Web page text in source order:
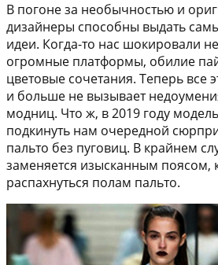
В погоне за необычностью и
дизайнеры способны выдать
идеи. Когда-то нас шокировали
огромные платформы, обилие
цветовые сочетания. Теперь все
и больше не вызывает
модниц. Что ж, в 2019 году
подкинуть нам очередной
пальто без пуговиц. В крайнем
заменяется изысканным поясом,
распахнуться полам пальто.